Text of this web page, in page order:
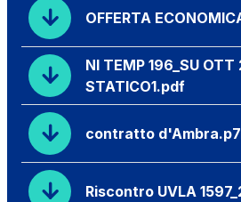
OFFERTA
NI TEMP 196_SU
STATICO1.pdf
contratto
Riscontro UVLA